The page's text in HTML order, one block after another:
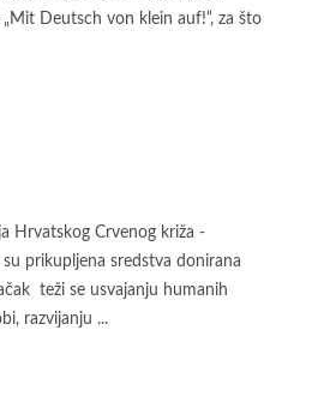
Deutsch von klein auf!“, za što
Hrvatskog Crvenog križa -
prikupljena sredstva donirana
teži se usvajanju humanih
razvijanju ...